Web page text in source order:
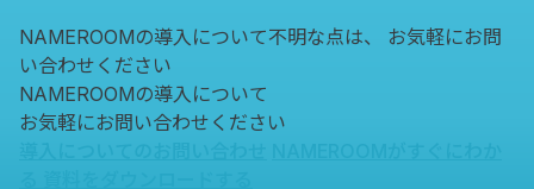
NAMEROOMの導入について不明な点は、
お気軽にお問
い合わせください
NAMEROOMの導入について
お気軽にお問い合わせください